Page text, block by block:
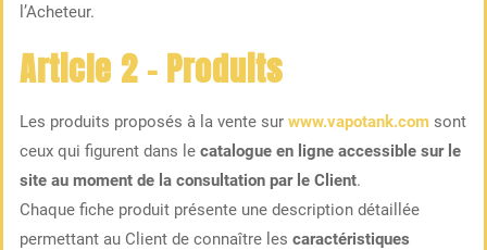
l’Acheteur.
Article 2 – Produits
Les produits proposés à la vente sur www.vapotank.comsont
ceux qui figurent dans le catalogue en ligne accessible sur le
site au moment de la consultation par le Client.
Chaque fiche produit présente une description détaillée
permettant au Client de connaître les caractéristiques